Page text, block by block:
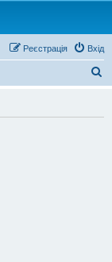
Вхід
Реєстрація